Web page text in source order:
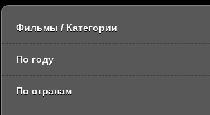
Фильмы / Категории
По году
По странам